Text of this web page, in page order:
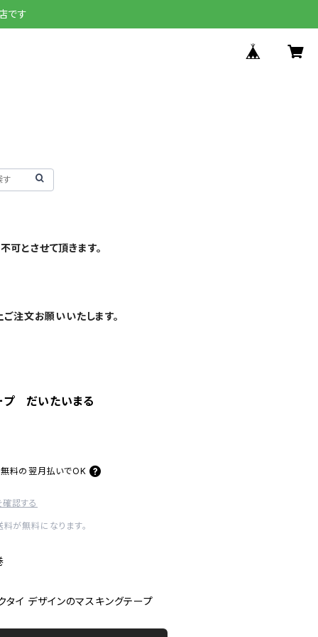
です
とさせて頂きます。
注文お願いいたします。
プ だいたいまる
料の 翌月払いでOK
認する
が無料になります。
タイ デザインのマスキングテープ